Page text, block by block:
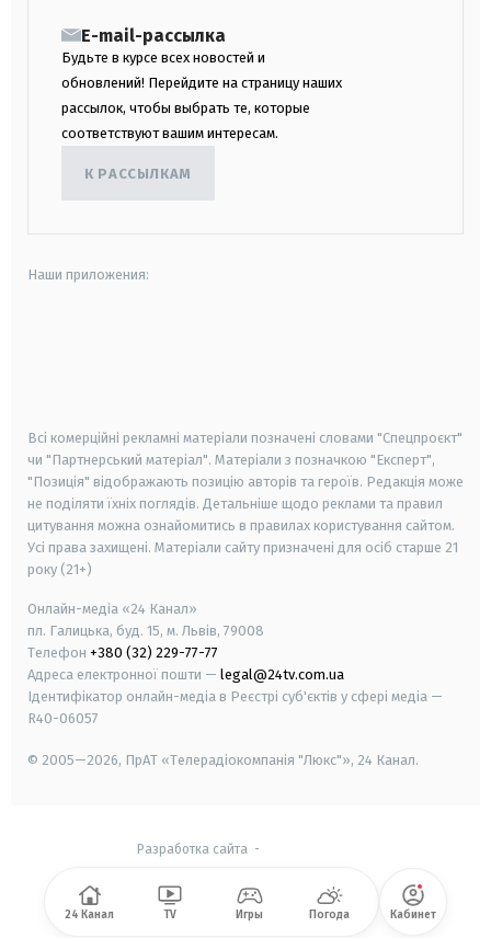
E-mail-рассылка
Будьте в курсе всех новостей и
обновлений! Перейдите на страницу наших
рассылок, чтобы выбрать те, которые
соответствуют вашим интересам.
К РАССЫЛКАМ
Наши приложения:
Всі комерційні рекламні матеріали позначені словами "Спецпроєкт"
чи "Партнерський матеріал". Матеріали з позначкою "Експерт",
"Позиція" відображають позицію авторів та героїв. Редакція може
не поділяти їхніх поглядів. Детальніше щодо реклами та правил
цитування можна ознайомитись в правилах користування сайтом.
Усі права захищені. Матеріали сайту призначені для осіб старше 21
року (21+)
Онлайн-медіа «24 Канал»
пл. Галицька, буд. 15, м. Львів, 79008
Телефон +380 (32) 229-77-77
Адреса електронної пошти — legal@24tv.com.ua
Ідентифікатор онлайн-медіа в Реєстрі суб'єктів у сфері медіа —
R40-06057
© 2005—2026, ПрАТ «Телерадіокомпанія "Люкс"», 24 Канал.
Разработка сайта -
24 Канал TV Игры Погода Кабинет